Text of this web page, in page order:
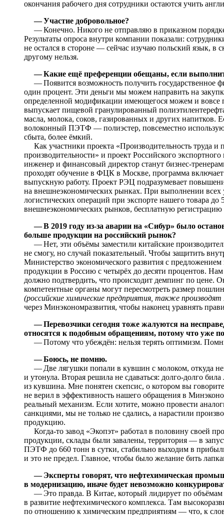
окончания рабочего дня сотрудники остаются учить
— Участие добровольное?
— Конечно. Никого не отправляю в приказном
Результаты опроса внутри компании показали:
не остался в стороне — сейчас изучаю польский язык, в
другому нельзя.
— Какие ещё преференции обещаны, если
— Появится возможность получить государственное
один процент. Эти деньги мы можем направить на
определенной модификации имеющегося можем и вовсе
выпускает пищевой гранулированный
масла, молока, соков, газированных и других
волоконный ПЭТФ — полиэстер, повсеместно
сбыта, более ёмкий.
Как участники проекта «Производительность труда
производительности» и проект Российского
инженер и финансовый директор станут бизнес-
проходят обучение в ФЦК в Москве, программа
выпускную работу. Проект РЭЦ подразумевает
на внешнеэкономических рынках. При выполнении всех
логистических операций при экспорте нашего товара
внешнеэкономических рынков, бесплатную регистрацию
— В 2019 году из-за аварии на «Сибур» было
больше продукции на российский рынок?
— Нет, эти объёмы заместили китайские
не смогу, но случай показательный. Чтобы защитить
Министерство экономического развития с
продукции в Россию с четырёх до десяти процентов. Нам
должно подтвердить, что происходит демпинг по цене.
компетентные органы могут пересмотреть размер
(российские химические предприятия, также
через Минэкономразвития, чтобы наконец уравнять
— Перевозчики сегодня тоже жалуются на
относятся к подобным обращениям, потому что уже
— Потому что убеждён: нельзя терять оптимизм.
— Боюсь, не помню.
— Две лягушки попали в кувшин с молоком, откуда
и утонула. Вторая решила не сдаваться: долго-долго
из кувшина. Мне понятен скепсис, о котором вы
не верил в эффективность нашего обращения в
реальный механизм. Если хотите, можно провести
санкциями, мы не только не сдались, а нарастили
продукцию.
Когда-то завод «Экопэт» работал в половину своей
продукции, склады были завалены, территория — в
ПЭТФ до 660 тонн в сутки, стабильно выходим в
и это не предел. Главное, чтобы было желание бить
— Эксперты говорят, что нефтехимическая
в модернизацию, иначе будет невозможно
— Это правда. В Китае, который лидирует по объёмам
в развитие нефтехимического комплекса. Там
по отношению к химическим предприятиям — что, к